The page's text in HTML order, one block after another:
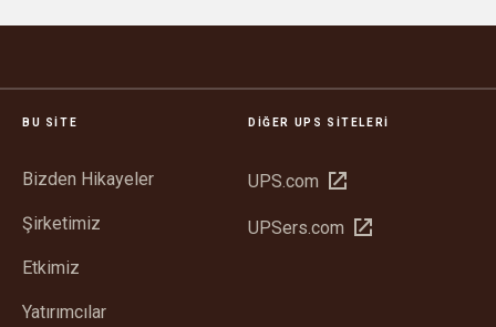
BU SITE
Bizden Hikayeler
Şirketimiz
Etkimiz
Yatırımcılar
DIĞER UPS SITELERI
UPS.com Yeni
aç
UPSers.com Yeni